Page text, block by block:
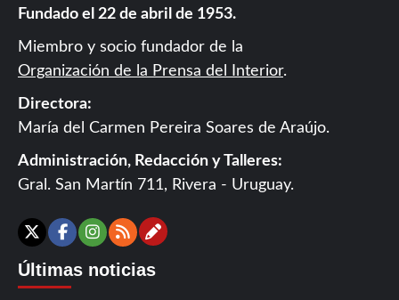
Fundado el 22 de abril de 1953.
Miembro y socio fundador de la
Organización de la Prensa del Interior.
Directora:
María del Carmen Pereira Soares de Araújo.
Administración, Redacción y Talleres:
Gral. San Martín 711, Rivera - Uruguay.
X Facebook
Instagram
RSSContáctanos
Últimas noticias